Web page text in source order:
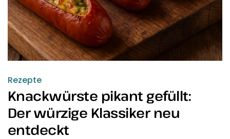
Rezepte
Knackwürste pikant gefüllt:
Der würzige Klassiker neu
entdeckt